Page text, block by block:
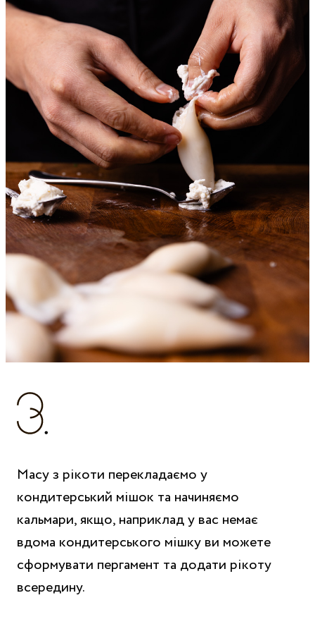
Масу з рікоти перекладаємо у
кондитерський мішок та начиняємо
кальмари, якщо, наприклад у вас немає
вдома кондитерського мішку ви можете
сформувати пергамент та додати рікоту
всередину.